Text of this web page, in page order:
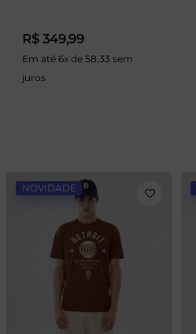
R$ 349,99
Em até 6x de 58,33 sem
juros
NOVIDADE